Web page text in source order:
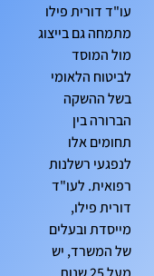
עו"ד דורית פילו
מתמחה גם בייצוג
מול המוסד
לביטוח הלאומי
בשל ההשקה
הברורה בין
תחומים אלו
לנפגעי רשלנות
רפואית. לעו"ד
דורית פילו,
מייסדת ובעלים
של המשרד, יש